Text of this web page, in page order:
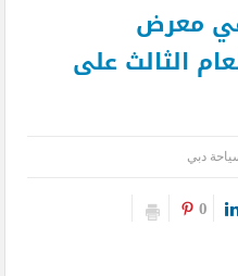
معرض
الثالث على
دبي
0